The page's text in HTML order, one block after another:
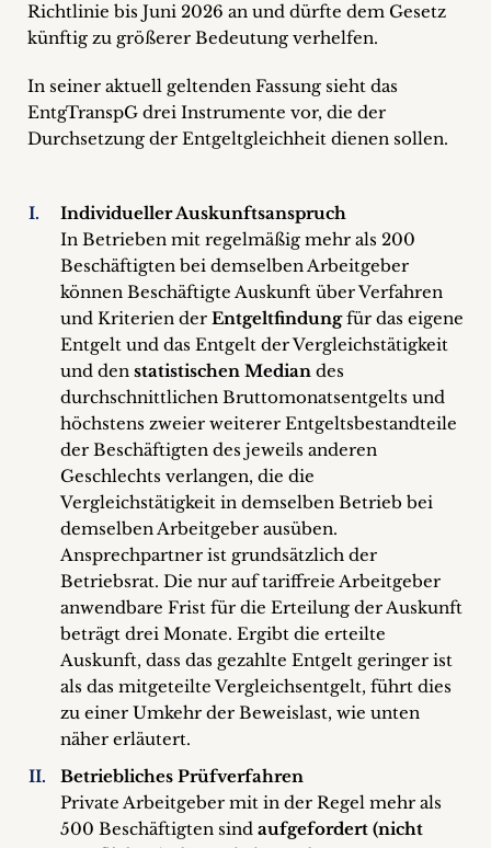
Richtlinie bis Juni 2026 an und dürfte dem Gesetz
künftig zu größerer Bedeutung verhelfen.
In seiner aktuell geltenden Fassung sieht das
EntgTranspG drei Instrumente vor, die der
Durchsetzung der Entgeltgleichheit dienen sollen.
Individueller Auskunftsanspruch
In Betrieben mit regelmäßig mehr als 200
Beschäftigten bei demselben Arbeitgeber
können Beschäftigte Auskunft über Verfahren
und Kriterien der Entgeltfindungfür das eigene
Entgelt und das Entgelt der Vergleichstätigkeit
und den statistischen Median des
durchschnittlichen Bruttomonatsentgelts und
höchstens zweier weiterer Entgeltsbestandteile
der Beschäftigten des jeweils anderen
Geschlechts verlangen, die die
Vergleichstätigkeit in demselben Betrieb bei
demselben Arbeitgeber ausüben.
Ansprechpartner ist grundsätzlich der
Betriebsrat. Die nur auf tariffreie Arbeitgeber
anwendbare Frist für die Erteilung der Auskunft
beträgt drei Monate. Ergibt die erteilte
Auskunft, dass das gezahlte Entgelt geringer ist
als das mitgeteilte Vergleichsentgelt, führt dies
zu einer Umkehr der Beweislast, wie unten
näher erläutert.
Betriebliches Prüfverfahren
Private Arbeitgeber mit in der Regel mehr als
500 Beschäftigten sind aufgefordert (nicht